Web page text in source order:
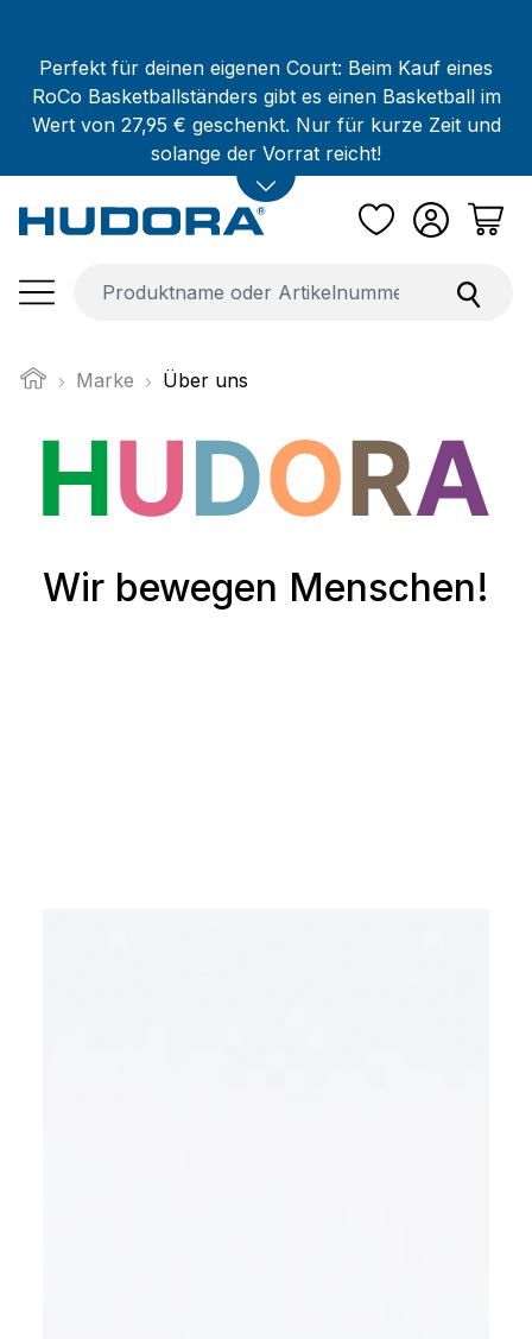
Perfekt für deinen eigenen Court: Beim Kauf eines
RoCo Basketballständers gibt es einen Basketball im
Wert von 27,95 € geschenkt. Nur für kurze Zeit und
solange der Vorrat reicht!
Marke Über uns
Wir bewegen Menschen!